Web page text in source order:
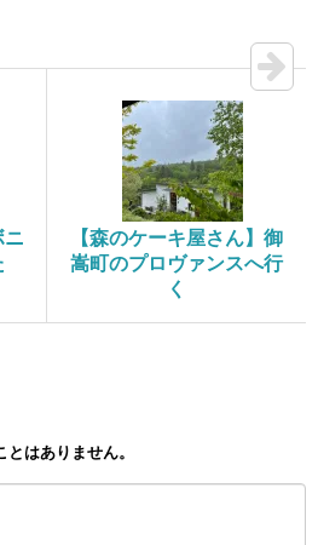
ニ
【森のケーキ屋さん】御
嵩町のプロヴァンスへ行
く
はありません。